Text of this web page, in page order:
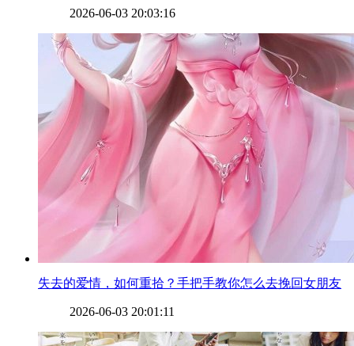
2026-06-03 20:03:16
​失去的爱情，如何重拾？手把手教你怎么去挽回女朋友
2026-06-03 20:01:11